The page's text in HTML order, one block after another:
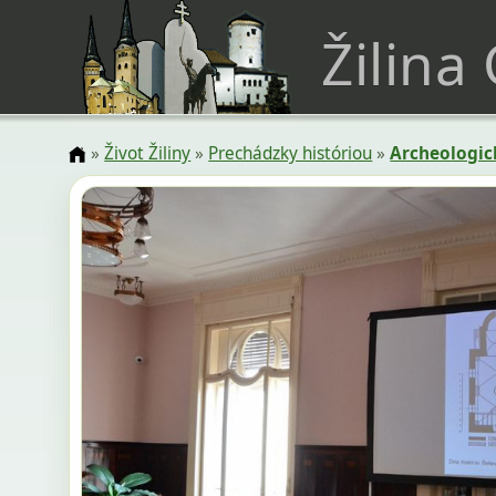
Žilina
»Život Žiliny» Prechádzky históriou»